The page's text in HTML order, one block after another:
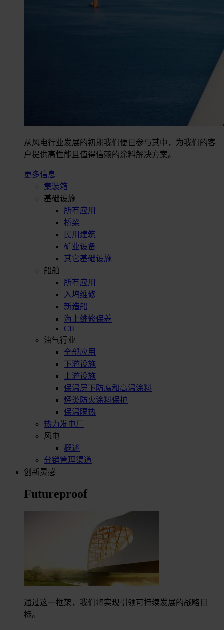
从风电行业发展的初期我们便已参与其中，为我们的客
户提供高性能且值得信赖的涂料解决方案。
更多信息
集装箱
基础设施
所有应用
桥梁
民用建筑
矿业设备
其它基础设施
船舶
所有应用
入坞维修
新造船
海上维修保养
CII
油气行业
全部应用
下游设施
上游设施
保温层下防腐和高温涂料
烃类防火涂料保护
保温隔热
热力发电厂
风电
概述
分销管理渠道
创新灵感
Futureproof
通过这一框架，我们将实现引领可持续发展的战略目
标。